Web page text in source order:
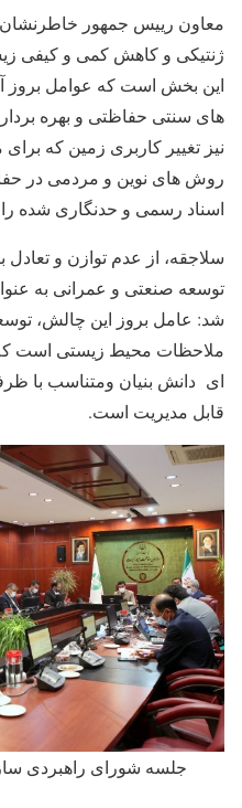
معاون رییس جمهور خاطرنشان
ژنتیکی و کاهش کمی و کیفی
این بخش است که عوامل بروز
های سنتی حفاظتی و بهره
نیز تغییر کاربری زمین که
روش های نوین و مردمی در
اسناد رسمی و حدنگاری شده را
سلاجقه، از عدم توازن و
توسعه صنعتی و عمرانی به
شد: عامل بروز این چالش،
ملاحظات محیط زیستی است
ای دانش بنیان ومتناسب با
قابل مدیریت است.
جلسه شورای راهبردی